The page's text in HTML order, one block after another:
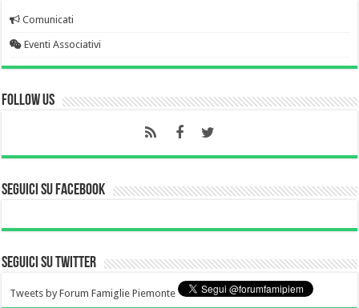
Comunicati
Eventi Associativi
Follow Us
Seguici su Facebook
Seguici su Twitter
Tweets by Forum Famiglie Piemonte